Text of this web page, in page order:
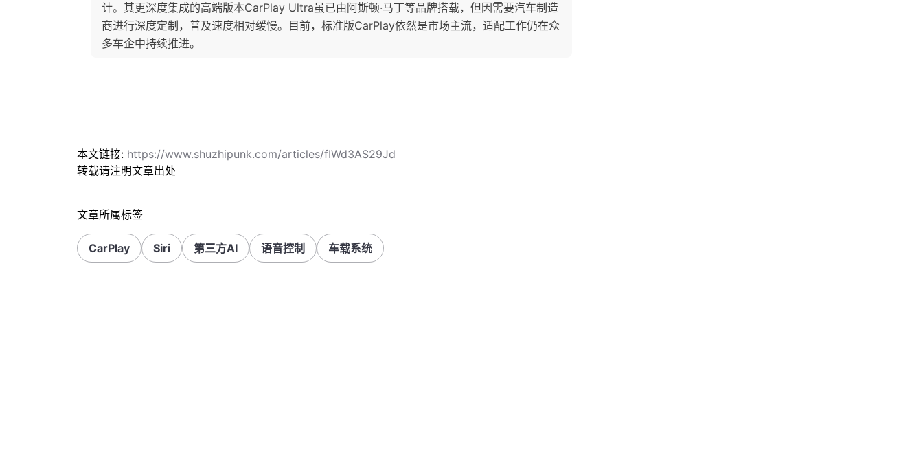
计。其更深度集成的高端版本CarPlay Ultra虽已由阿斯顿·马丁等品牌搭载，但因需要汽车制造
商进行深度定制，普及速度相对缓慢。目前，标准版CarPlay依然是市场主流，适配工作仍在众
多车企中持续推进。
本文链接: https://www.shuzhipunk.com/articles/fIWd3AS29Jd
转载请注明文章出处
文章所属标签
CarPlay Siri 第三方AI 语音控制 车载系统